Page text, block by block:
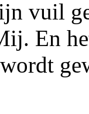
vuil
En